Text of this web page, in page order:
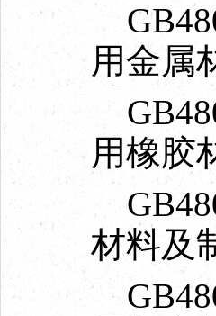
用金属
用橡胶
材料及